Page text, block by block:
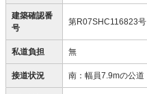
建築確認番
号
第R07SHC116823号
私道負担 無
接道状況 南：幅員7.9mの公道